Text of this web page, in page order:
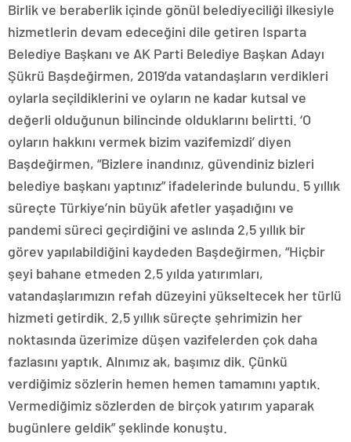
Birlik ve beraberlik içinde gönül belediyeciliği ilkesiyle
hizmetlerin devam edeceğini dile getiren Isparta
Belediye Başkanı ve AK Parti Belediye Başkan Adayı
Şükrü Başdeğirmen, 2019’da vatandaşların verdikleri
oylarla seçildiklerini ve oyların ne kadar kutsal ve
değerli olduğunun bilincinde olduklarını belirtti. ‘O
oyların hakkını vermek bizim vazifemizdi’ diyen
Başdeğirmen, “Bizlere inandınız, güvendiniz bizleri
belediye başkanı yaptınız” ifadelerinde bulundu. 5 yıllık
süreçte Türkiye’nin büyük afetler yaşadığını ve
pandemi süreci geçirdiğini ve aslında 2,5 yıllık bir
görev yapılabildiğini kaydeden Başdeğirmen, “Hiçbir
şeyi bahane etmeden 2,5 yılda yatırımları,
vatandaşlarımızın refah düzeyini yükseltecek her türlü
hizmeti getirdik. 2,5 yıllık süreçte şehrimizin her
noktasında üzerimize düşen vazifelerden çok daha
fazlasını yaptık. Alnımız ak, başımız dik. Çünkü
verdiğimiz sözlerin hemen hemen tamamını yaptık.
Vermediğimiz sözlerden de birçok yatırım yaparak
bugünlere geldik” şeklinde konuştu.